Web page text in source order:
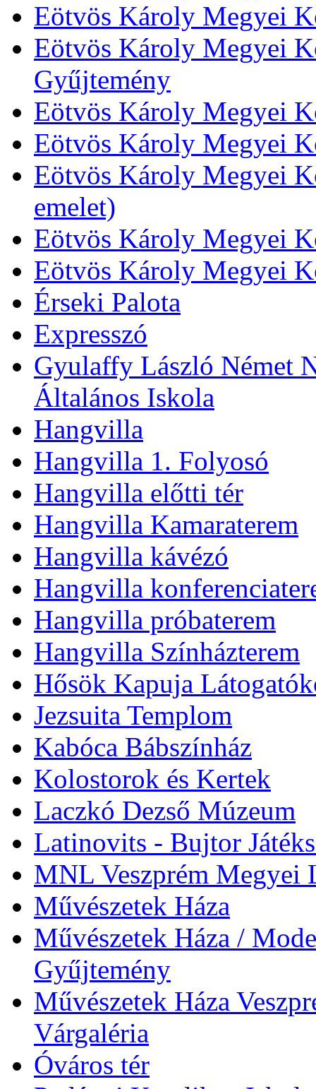
Eötvös Károly Megyei
Eötvös Károly Megyei
Gyűjtemény
Eötvös Károly Megyei
Eötvös Károly Megyei
Eötvös Károly Megyei
emelet)
Eötvös Károly Megyei
Eötvös Károly Megyei
Érseki Palota
Expresszó
Gyulaffy László Német
Általános Iskola
Hangvilla
Hangvilla 1. Folyosó
Hangvilla előtti tér
Hangvilla Kamaraterem
Hangvilla kávézó
Hangvilla
Hangvilla próbaterem
Hangvilla Színházterem
Hősök Kapuja
Jezsuita Templom
Kabóca Bábszínház
Kolostorok és Kertek
Laczkó Dezső Múzeum
Latinovits - Bujtor
MNL Veszprém Megyei
Művészetek Háza
Művészetek Háza /
Gyűjtemény
Művészetek Háza
Várgaléria
Óváros tér